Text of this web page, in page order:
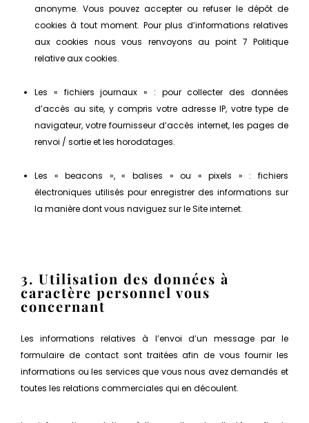
anonyme. Vous pouvez accepter ou refuser le dépôt de
cookies à tout moment. Pour plus d’informations relatives
aux cookies nous vous renvoyons au point 7 Politique
relative aux cookies.
Les « fichiers journaux » : pour collecter des données
d’accès au site, y compris votre adresse IP, votre type de
navigateur, votre fournisseur d’accès internet, les pages de
renvoi / sortie et les horodatages.
Les « beacons », « balises » ou « pixels » : fichiers
électroniques utilisés pour enregistrer des informations sur
la manière dont vous naviguez sur le Site internet.
3. Utilisation des données à
caractère personnel vous
concernant
Les informations relatives à l’envoi d’un message par le
formulaire de contact sont traitées afin de vous fournir les
informations ou les services que vous nous avez demandés et
toutes les relations commerciales qui en découlent.